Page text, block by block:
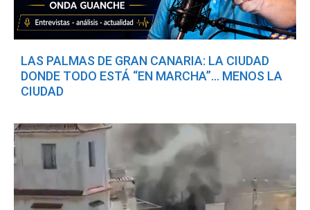
LAS PALMAS DE GRAN CANARIA: LA CIUDAD
DONDE TODO ESTÁ “EN MARCHA”… MENOS LA
CIUDAD